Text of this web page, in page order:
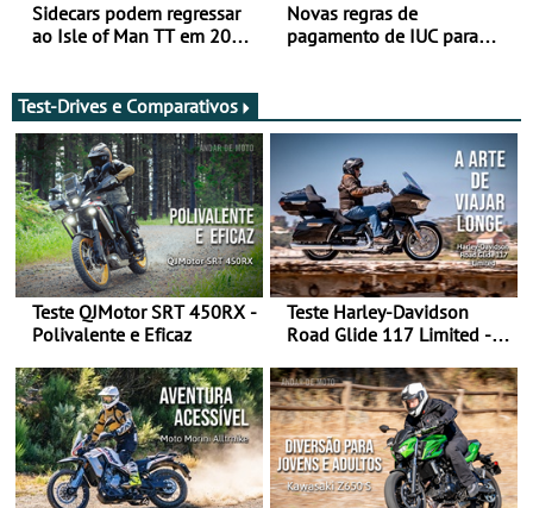
Sidecars podem regressar
ao Isle of Man TT em 2027
Novas regras de
pagamento de IUC para
Test-Drives e Comparativos
Teste QJMotor SRT 450RX -
Polivalente e Eficaz
Teste Harley-Davidson
Road Glide 117 Limited - A